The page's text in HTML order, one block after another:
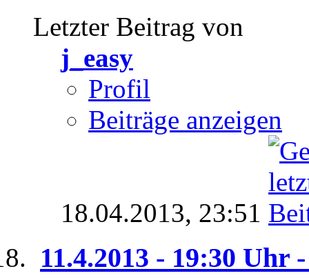
Letzter Beitrag von
j_easy
Profil
Beiträge anzeigen
18.04.2013, 23:51
11.4.2013 - 19:30